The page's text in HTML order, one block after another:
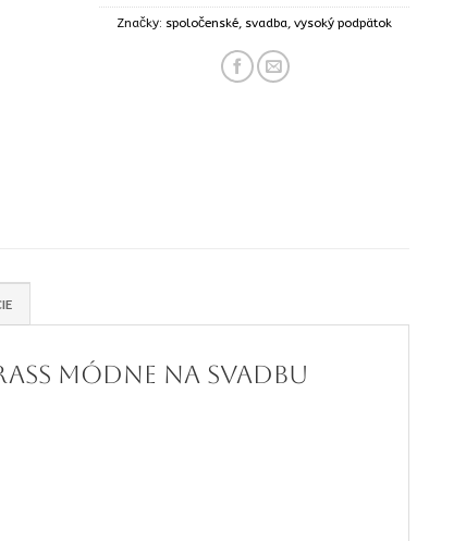
Značky: spoločenské svadba ,vysoký podpätok
módne na svadbu